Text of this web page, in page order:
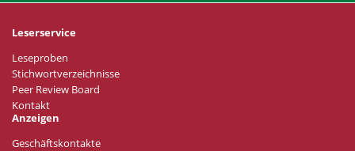
Leserservice
Leseproben
Stichwortverzeichnisse
Peer Review Board
Kontakt
Anzeigen
Geschäftskontakte